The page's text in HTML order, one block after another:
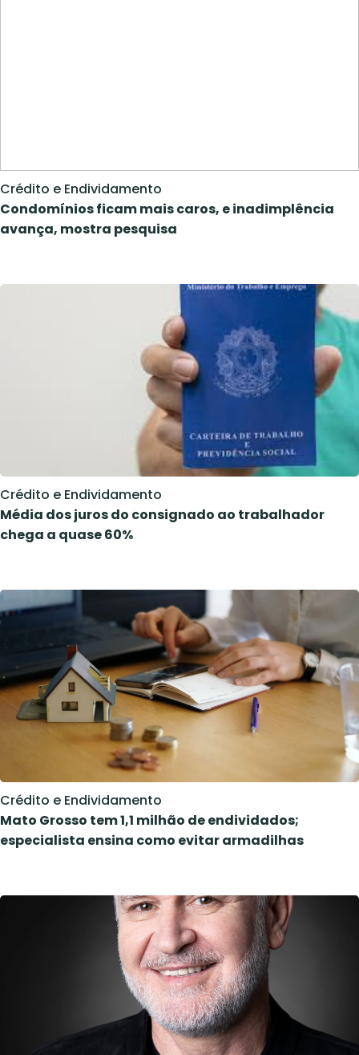
Crédito e Endividamento
Condomínios ficam mais caros, e inadimplência
avança, mostra pesquisa
Crédito e Endividamento
Média dos juros do consignado ao trabalhador
chega a quase 60%
Crédito e Endividamento
Mato Grosso tem 1,1 milhão de endividados;
especialista ensina como evitar armadilhas